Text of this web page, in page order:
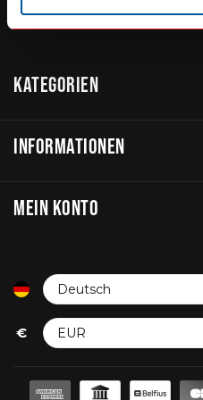
service@go-in-style.nl
KATEGORIEN
INFORMATIONEN
MEIN KONTO
€